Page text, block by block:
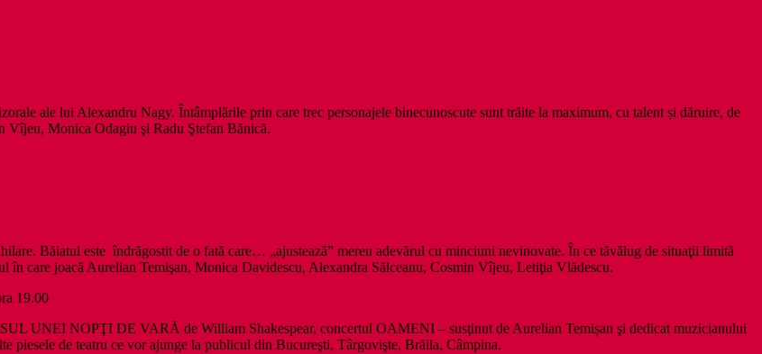
ale lui Alexandru Nagy. Întâmplările prin care trec personajele binecunoscute sunt trăite la maximum, cu talent și dăruire, de
Vîjeu, Monica Odagiu şi Radu Ştefan Bănică.
Băiatul este îndrăgostit de o fată care… „ajustează” mereu adevărul cu minciuni nevinovate. În ce tăvălug de situaţii limită
în care joacă Aurelian Temişan, Monica Davidescu, Alexandra Sălceanu, Cosmin Vîjeu, Letiţia Vlădescu.
19.00
UNEI NOPŢI DE VARĂ de William Shakespear, concertul OAMENI – susţinut de Aurelian Temișan şi dedicat muzicianului
piesele de teatru ce vor ajunge la publicul din Bucureşti, Târgovişte, Brăila, Câmpina.